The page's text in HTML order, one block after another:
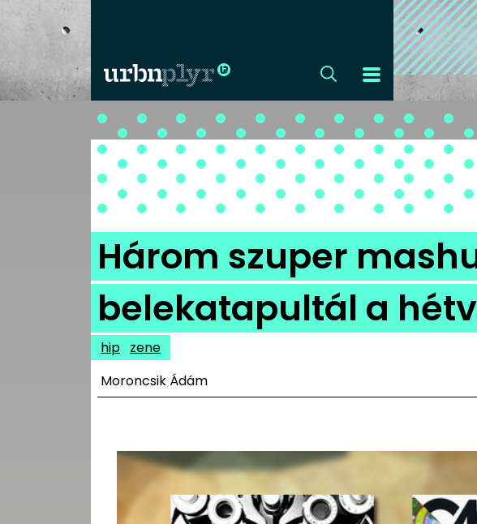
CÍMLAP
DIZÁJN
DIVAT
HIP
KULT
MÉDIAAJÁNLAT
IMPRESSZUM
PR-ARCHÍVUM
ADATKEZELÉSI
TÁJÉKOZTATÓ
Három szuper
belekatapultál a
hip zene
Moroncsik Ádám